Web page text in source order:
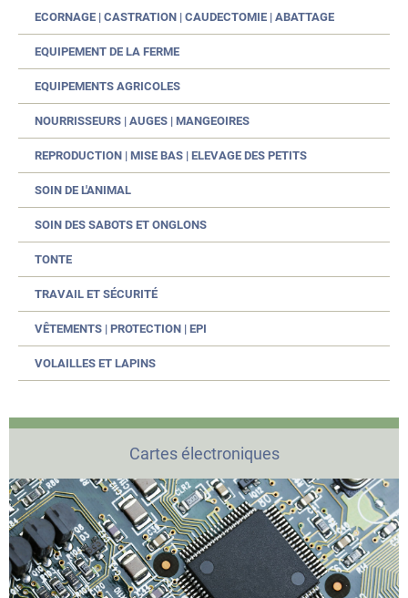
ECORNAGE | CASTRATION | CAUDECTOMIE | ABATTAGE
EQUIPEMENT DE LA FERME
EQUIPEMENTS AGRICOLES
NOURRISSEURS | AUGES | MANGEOIRES
REPRODUCTION | MISE BAS | ELEVAGE DES PETITS
SOIN DE L'ANIMAL
SOIN DES SABOTS ET ONGLONS
TONTE
TRAVAIL ET SÉCURITÉ
VÊTEMENTS | PROTECTION | EPI
VOLAILLES ET LAPINS
Cartes électroniques